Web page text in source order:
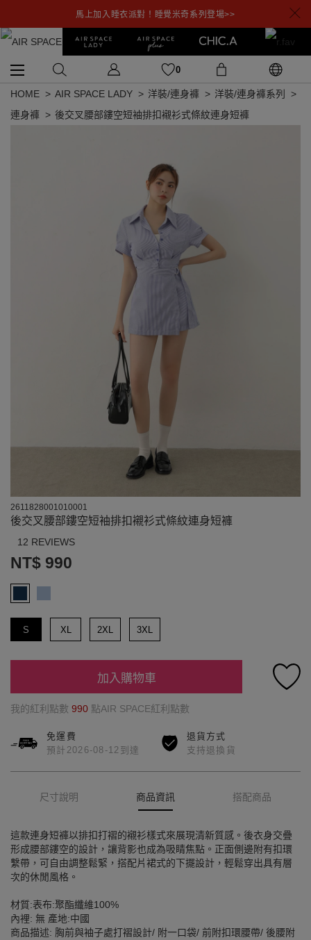
馬上加入睡衣派對！睡覺米奇系列登場>>
0
HOME AIR SPACE LADY 洋裝/連身褲
洋裝/連身褲系列
連身褲
後交叉腰部鏤空短袖排扣襯衫式條紋連身短褲
2611828001010001
後交叉腰部鏤空短袖排扣襯衫式條紋連身短褲
12 REVIEWS
NT$ 990
S XL 2XL 3XL
加入購物車
我的紅利點數 990 點AIR SPACE紅利點數
免運費
預計2026-08-12到達
退貨方式
支持退換貨
尺寸說明 商品資訊 搭配商品
這款連身短褲以排扣打褶的襯衫樣式來展現清新質感。後衣身交疊
形成腰部鏤空的設計，讓背影也成為吸睛焦點。正面側邊附有扣環
繫帶，可自由調整鬆緊，搭配片裙式的下擺設計，輕鬆穿出具有層
次的休閒風格。
材質:表布:聚酯纖維100%
內裡: 無 產地:中國
商品描述: 胸前與袖子處打褶設計/ 附一口袋/ 前附扣環腰帶/ 後腰附